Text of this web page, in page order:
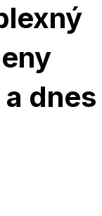
dnes